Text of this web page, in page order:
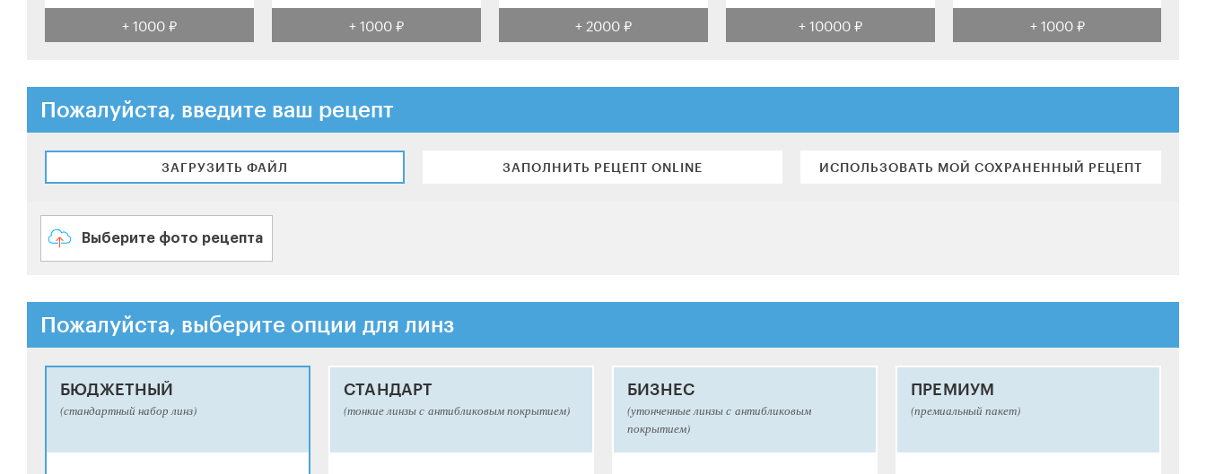
+ 1000 ₽ + 1000 ₽ + 2000 ₽ + 10000 ₽ + 1000 ₽
Пожалуйста, введите ваш рецепт
ЗАГРУЗИТЬ ФАЙЛ ЗАПОЛНИТЬ РЕЦЕПТ ONLINE ИСПОЛЬЗОВАТЬ МОЙ СОХРАНЕННЫЙ РЕЦЕПТ
Выберите фото рецепта
Пожалуйста, выберите опции для линз
БЮДЖЕТНЫЙ
(стандартный набор линз)
СТАНДАРТ
(тонкие линзы с антибликовым покрытием)
БИЗНЕС
(утонченные линзы с антибликовым
покрытием)
ПРЕМИУМ
(премиальный пакет)